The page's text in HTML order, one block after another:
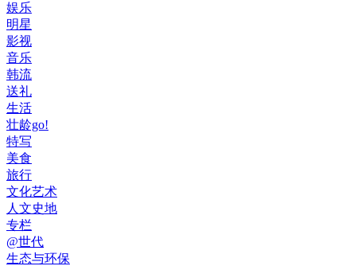
娱乐
明星
影视
音乐
韩流
送礼
生活
壮龄go!
特写
美食
旅行
文化艺术
人文史地
专栏
@世代
生态与环保